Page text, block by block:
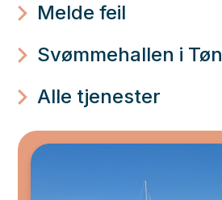
Melde feil
Svømmehallen i
Alle tjenester
Tønsberg